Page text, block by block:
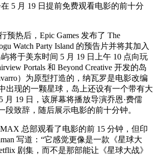
5 月 19 日提前免费观看电影的前十分
预热后，Epic Games 发布了 The
Watch Party Island 的预告片并将其加入
将于美东时间 5 月 19 日上午 10 点向玩
Portals 和 Beyond Creative 开发的岛
）为原型打造的，纳瓦罗是电影改编
出现的一颗星球，岛上还设有一个带有大
月 19 日，该屏幕将播放导演乔恩·费儒
一段致辞，随后展示电影的前十分钟。
总部观看了电影的前 15 分钟，但印
写道：“它感觉更像是一款《星球大
剧集，而不是那部能让《星球大战》